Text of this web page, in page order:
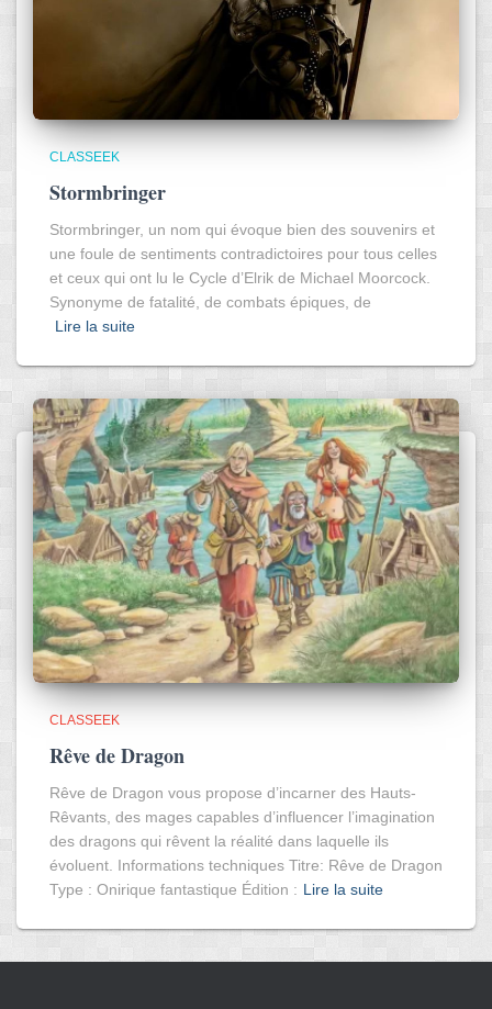
CLASSEEK
Stormbringer
Stormbringer, un nom qui évoque bien des souvenirs et
une foule de sentiments contradictoires pour tous celles
et ceux qui ont lu le Cycle d’Elrik de Michael Moorcock.
Synonyme de fatalité, de combats épiques, de
Lire la suite
CLASSEEK
Rêve de Dragon
Rêve de Dragon vous propose d’incarner des Hauts-
Rêvants, des mages capables d’influencer l’imagination
des dragons qui rêvent la réalité dans laquelle ils
évoluent. Informations techniques Titre: Rêve de Dragon
Type : Onirique fantastique Édition : Lire la suite